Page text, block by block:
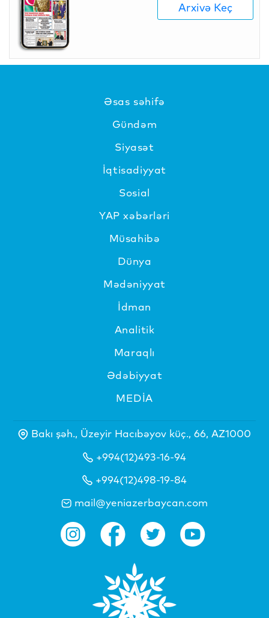
Arxivə Keç
Əsas səhifə
Gündəm
Siyasət
İqtisadiyyat
Sosial
YAP xəbərləri
Müsahibə
Dünya
Mədəniyyat
İdman
Analitik
Maraqlı
Ədəbiyyat
MEDİA
Bakı şəh., Üzeyir Hacıbəyov küç., 66, AZ1000
+994(12)493-16-94
+994(12)498-19-84
mail@yeniazerbaycan.com